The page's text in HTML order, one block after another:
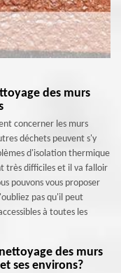
des murs
concerner les murs
déchets peuvent s'y
d'isolation thermique
très difficiles et il va falloir
pouvons vous proposer
pas qu'il peut
à toutes les
des murs
ses environs?